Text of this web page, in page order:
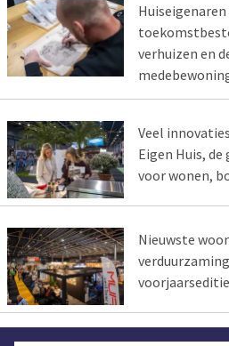
verhuizen en
Veel
Eigen Huis,
voor wonen,
Nieuwste